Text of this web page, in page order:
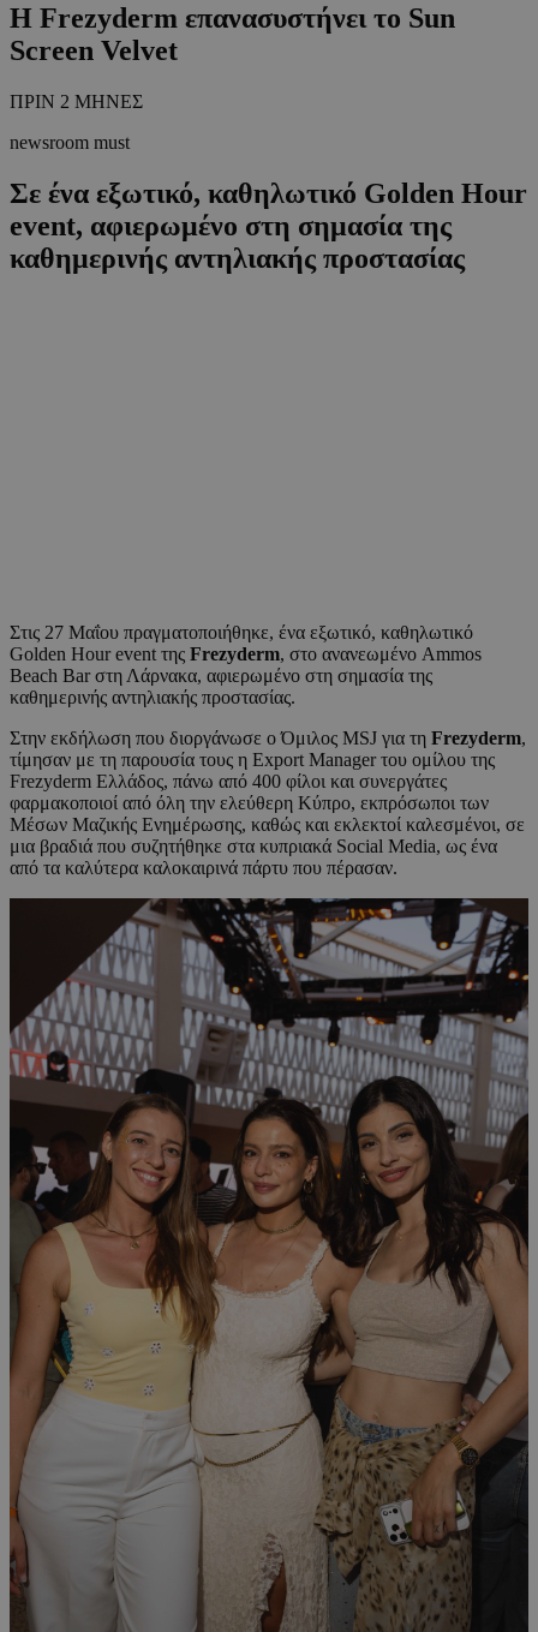
Η Frezyderm επανασυστήνει το Sun
Screen Velvet
ΠΡΙΝ 2 ΜΗΝΕΣ
newsroom must
Σε ένα εξωτικό, καθηλωτικό Golden Hour
event, αφιερωμένο στη σημασία της
καθημερινής αντηλιακής προστασίας
Στις 27 Μαΐου πραγματοποιήθηκε, ένα εξωτικό, καθηλωτικό
Golden Hour event της Frezyderm, στο ανανεωμένο Ammos
Beach Bar στη Λάρνακα, αφιερωμένο στη σημασία της
καθημερινής αντηλιακής προστασίας.
Στην εκδήλωση που διοργάνωσε ο Όμιλος MSJ για τη Frezyderm,
τίμησαν με τη παρουσία τους η Export Manager του ομίλου της
Frezyderm Ελλάδος, πάνω από 400 φίλοι και συνεργάτες
φαρμακοποιοί από όλη την ελεύθερη Κύπρο, εκπρόσωποι των
Μέσων Μαζικής Ενημέρωσης, καθώς και εκλεκτοί καλεσμένοι, σε
μια βραδιά που συζητήθηκε στα κυπριακά Social Media, ως ένα
από τα καλύτερα καλοκαιρινά πάρτυ που πέρασαν.